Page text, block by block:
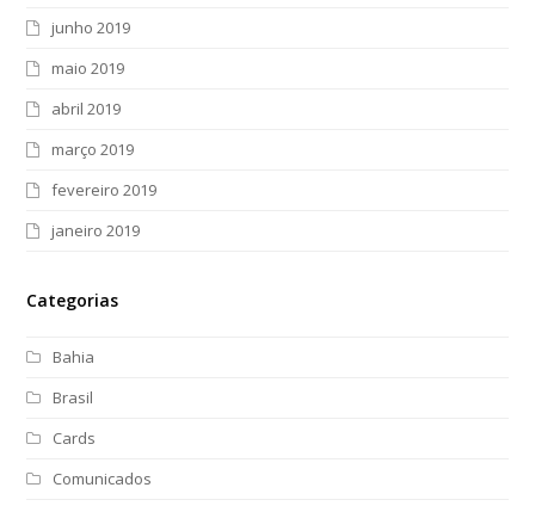
junho 2019
maio 2019
abril 2019
março 2019
fevereiro 2019
janeiro 2019
Categorias
Bahia
Brasil
Cards
Comunicados